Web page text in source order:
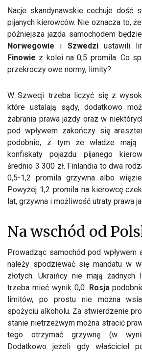
Nacje skandynawskie cechuje dość
pijanych kierowców. Nie oznacza to,
późniejsza jazda samochodem
Norwegowie i Szwedziustawili
Finowie z kolei na 0,5 promila. Co
przekroczy owe normy, limity?
W Szwecji trzeba liczyć się z
które ustalają sądy, dodatkowo
zabrania prawa jazdy oraz w
pod wpływem zakończy się
podobnie, z tym że władze mają
konfiskaty pojazdu pijanego
średnio 3 300 zł. Finlandia to dwa
0,5-1,2 promila grzywna albo
Powyżej 1,2 promila na kierowcę
lat, grzywna i możliwość utraty prawa
Na wschód od
Prowadząc samochód pod wpływem
należy spodziewać się mandatu w
złotych. Ukraińcy nie mają żadnych
trzeba mieć wynik 0,0. Rosja
limitów, po prostu nie można
spożyciu alkoholu. Za stwierdzenie
stanie nietrzeźwym można stracić
tego otrzymać grzywnę (w
Dodatkowo jeżeli gdy właściciel